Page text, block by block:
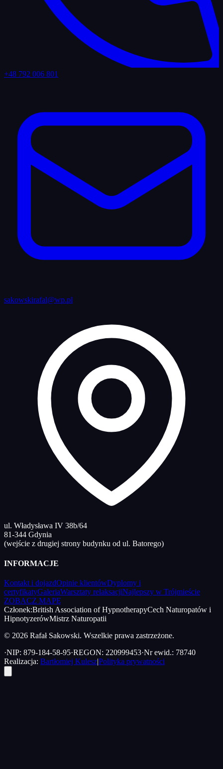
+48 792 006 801
sakowskirafal@wp.pl
ul. Władysława IV 38b/64
81-344 Gdynia
(wejście z drugiej strony budynku od ul. Batorego)
INFORMACJE
Kontakt i dojazdOpinie klientówDyplomy i
certyfikatyGaleriaWarsztaty relaksacjiNajlepszy w Trójmieście
ZOBACZ MAPĘ
Członek:British Association of HypnotherapyCech Naturopatów i
HipnotyzerówMistrz Naturopatii
© 2026 Rafał Sakowski. Wszelkie prawa zastrzeżone.
·NIP: 879-184-58-95·REGON: 220999453·Nr ewid.: 78740
Realizacja: Bartłomiej Kulesz|Polityka prywatności